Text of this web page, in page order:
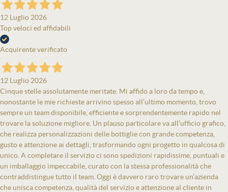
12 Luglio 2026
Top veloci ed affidabili
Acquirente verificato
12 Luglio 2026
Cinque stelle assolutamente meritate. Mi affido a loro da tempo e,
nonostante le mie richieste arrivino spesso all’ultimo momento, trovo
sempre un team disponibile, efficiente e sorprendentemente rapido nel
trovare la soluzione migliore. Un plauso particolare va all’ufficio grafico,
che realizza personalizzazioni delle bottiglie con grande competenza,
gusto e attenzione ai dettagli, trasformando ogni progetto in qualcosa di
unico. A completare il servizio ci sono spedizioni rapidissime, puntuali e
un imballaggio impeccabile, curato con la stessa professionalità che
contraddistingue tutto il team. Oggi è davvero raro trovare un’azienda
che unisca competenza, qualità del servizio e attenzione al cliente in